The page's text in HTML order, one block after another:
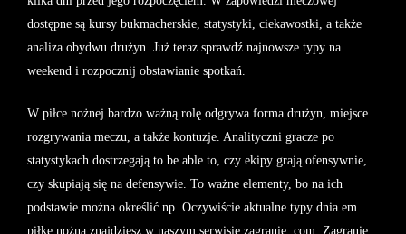
dostępne są kursy bukmacherskie, statystyki, ciekawostki, a także
analiza obydwu drużyn. Już teraz sprawdź najnowsze typy na
weekend i rozpocznij obstawianie spotkań.
W piłce nożnej bardzo ważną rolę odgrywa forma drużyn, miejsce
rozgrywania meczu, a także kontuzje. Analityczni gracze po
statystykach dostrzegają to be able to, czy ekipy grają ofensywnie,
czy skupiają się na defensywie. To ważne elementy, bo na ich
podstawie można określić np. Oczywiście aktualne typy dnia em
piłkę nożną znajdziesz w naszym serwisie zagranie. com. Zagranie